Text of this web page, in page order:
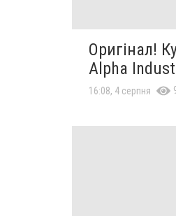
Оригінал!
Alpha
16:08, 4 серпня